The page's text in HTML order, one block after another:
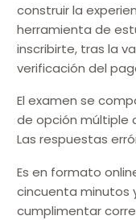
construir la
herramienta de
inscribirte, tras la
verificación del
El examen se
de opción múltiple
Las respuestas
Es en formato
cincuenta minutos
cumplimentar